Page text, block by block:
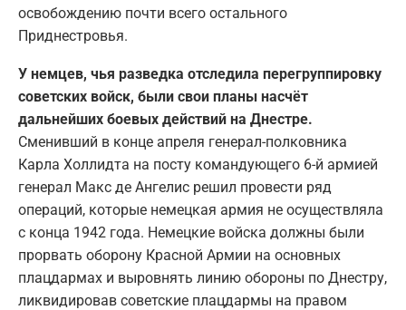
освобождению почти всего остального
Приднестровья.
У немцев, чья разведка отследила перегруппировку
советских войск, были свои планы насчёт
дальнейших боевых действий на Днестре.
Сменивший в конце апреля генерал-полковника
Карла Холлидта на посту командующего 6-й армией
генерал Макс де Ангелис решил провести ряд
операций, которые немецкая армия не осуществляла
с конца 1942 года. Немецкие войска должны были
прорвать оборону Красной Армии на основных
плацдармах и выровнять линию обороны по Днестру,
ликвидировав советские плацдармы на правом